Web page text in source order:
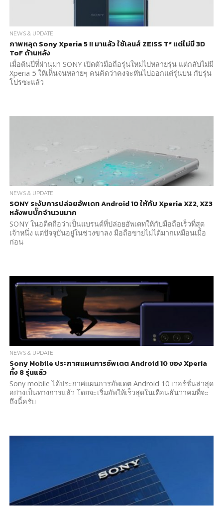
NEWS & UPDATE
ภาพหลุด Sony Xperia 5 II มาแล้ว ใช้เลนส์ ZEISS T* แต่ไม่มี 3D
ToF ด้านหลัง
เมื่อต้นปีที่ผ่านมา SONY เปิดตัวมือถือรุ่นใหม่ไปหลายรุ่น แต่กลับไม่มี
Xperia 5 ให้เห็นจนหลายๆ คนคิดว่าคงจะหันไปออกแต่รุ่นบน กับรุ่น
โปรซะแล้ว
NEWS & UPDATE
SONY ระงับการปล่อยอัพเดท Android 10 ให้กับ Xperia XZ2, XZ3
หลังพบบั๊กจำนวนมาก
SONY ในอดีตถือว่าเป็นแบรนด์ที่ปล่อยอัพเดทให้กับมือถือเร็วที่สุด
เจ้าหนึ่ง แต่ปัจจุบันอยู่ในช่วงขาลง มือถือขายไม่ได้มากเหมือนเมื่อ
ก่อน
NEWS & UPDATE
Sony Mobile ประกาศแผนการอัพเดต Android 10 ของ Xperia
ทั้ง 8 รุ่นแล้ว
Sony mobile ได้ประกาศแผนการอัพเดต Android 10 เวอร์ชั่นล่าสุด
อย่างเป็นทางการแล้ว โดยจะเริ่มอัพให้เร็วสุดในเดือนธันวาคมที่จะ
ถึงนี้ครับ